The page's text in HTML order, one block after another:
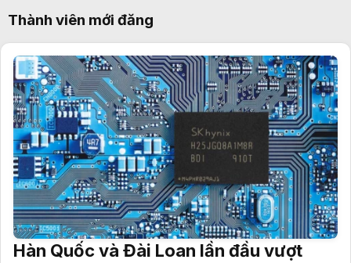
Thành viên mới đăng
Hàn Quốc và Đài Loan lần đầu vượt